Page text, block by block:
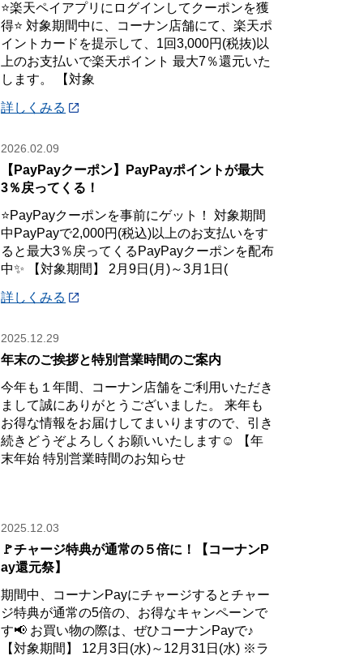
⭐楽天ペイアプリにログインしてクーポンを獲
得⭐ 対象期間中に、コーナン店舗にて、楽天ポ
イントカードを提示して、1回3,000円(税抜)以
上のお支払いで楽天ポイント 最大7％還元いた
します。 【対象
詳しくみる
2026.02.09
【PayPayクーポン】PayPayポイントが最大
3％戻ってくる！
⭐PayPayクーポンを事前にゲット！ 対象期間
中PayPayで2,000円(税込)以上のお支払いをす
ると最大3％戻ってくるPayPayクーポンを配布
中✨ 【対象期間】 2月9日(月)～3月1日(
詳しくみる
2025.12.29
年末のご挨拶と特別営業時間のご案内
今年も１年間、コーナン店舗をご利用いただき
まして誠にありがとうございました。 来年も
お得な情報をお届けしてまいりますので、引き
続きどうぞよろしくお願いいたします☺ 【年
末年始 特別営業時間のお知らせ
2025.12.03
🚩チャージ特典が通常の５倍に！【コーナンP
ay還元祭】
期間中、コーナンPayにチャージするとチャー
ジ特典が通常の5倍の、お得なキャンペーンで
す📢 お買い物の際は、ぜひコーナンPayで♪
【対象期間】 12月3日(水)～12月31日(水) ※ラ